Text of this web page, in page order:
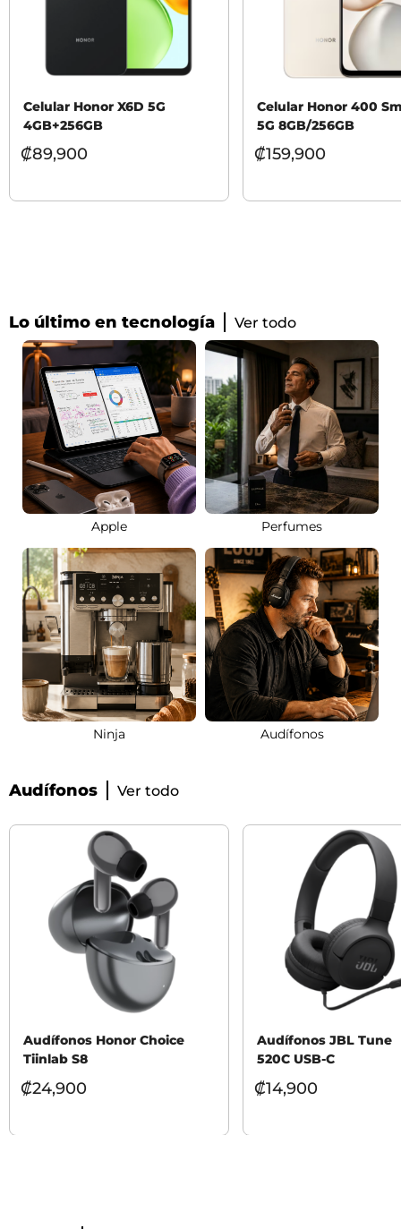
Celular Honor X6D 5G
4GB+256GB
₡89,900
Celular Honor 400
5G 8GB/256GB
₡159,900
Lo último en tecnología Ver todo
Apple Perfumes
Ninja Audífonos
Audífonos Ver todo
Audífonos Honor Choice
Tiinlab S8
₡24,900
Audífonos JBL Tune
520C USB-C
₡14,900